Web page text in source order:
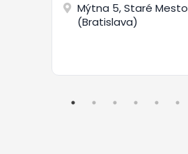
Mýtna 5, Staré Mesto
(Bratislava)